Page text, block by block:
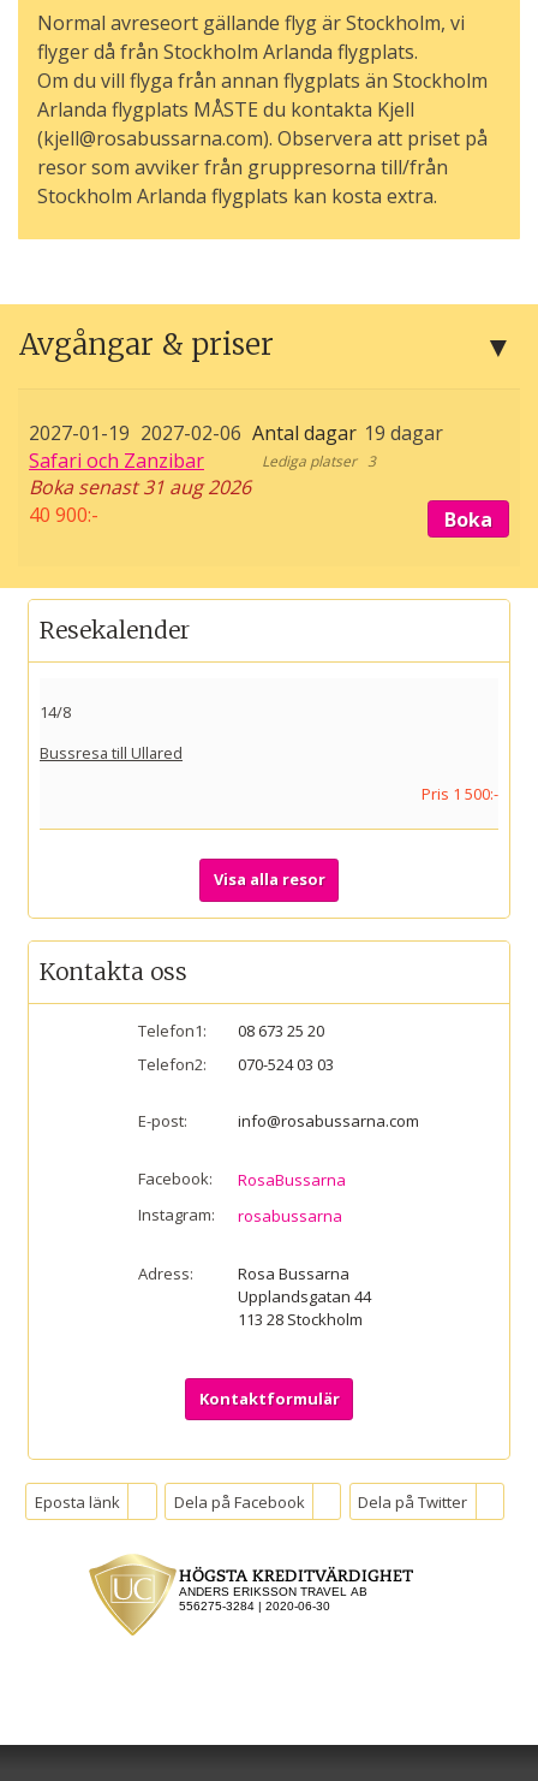
Normal avreseort gällande flyg är Stockholm, vi
flyger då från Stockholm Arlanda flygplats.
Om du vill flyga från annan flygplats än Stockholm
Arlanda flygplats MÅSTE du kontakta Kjell
(kjell@rosabussarna.com). Observera att priset på
resor som avviker från gruppresorna till/från
Stockholm Arlanda flygplats kan kosta extra.
Avgångar & priser
2027-01-19 2027-02-06
19 dagar
Safari och Zanzibar
Boka senast 31 aug 2026
3
40 900:- Boka
Resekalender
14/8
Bussresa till Ullared
Pris 1 500:-
Visa alla resor
Kontakta oss
Telefon1:
08 673 25 20
Telefon2:
070-524 03 03
E-post: info@rosabussarna.com
Facebook:
RosaBussarna
Instagram:
rosabussarna
Adress:
Rosa Bussarna
Upplandsgatan 44
113 28 Stockholm
Kontaktformulär
Eposta länk Dela på Facebook Dela på Twitter